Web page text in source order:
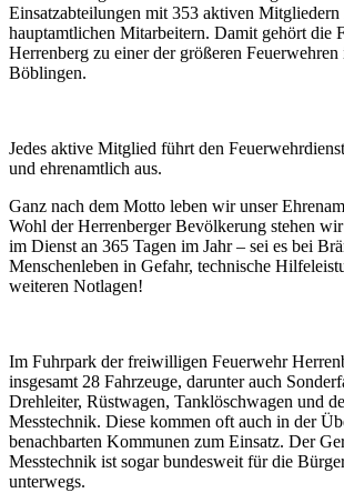
Einsatzabteilungen mit 353 aktiven Mitgliedern
hauptamtlichen Mitarbeitern. Damit gehört die
Herrenberg zu einer der größeren
Böblingen.
Jedes aktive Mitglied führt den
und ehrenamtlich aus.
Ganz nach dem Motto leben wir unser
Wohl der Herrenberger Bevölkerung stehen
im Dienst an 365 Tagen im Jahr – sei es bei
Menschenleben in Gefahr, technische
weiteren Notlagen!
Im Fuhrpark der freiwilligen Feuerwehr
insgesamt 28 Fahrzeuge, darunter auch
Drehleiter, Rüstwagen, Tanklöschwagen und
Messtechnik. Diese kommen oft auch in der
benachbarten Kommunen zum Einsatz. Der
Messtechnik ist sogar bundesweit für die
unterwegs.